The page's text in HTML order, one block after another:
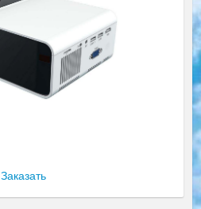
Заказать